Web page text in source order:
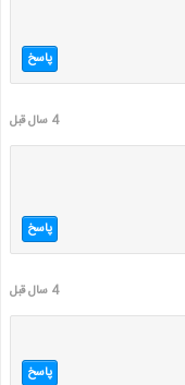
پاسخ
4 سال قبل
پاسخ
4 سال قبل
پاسخ